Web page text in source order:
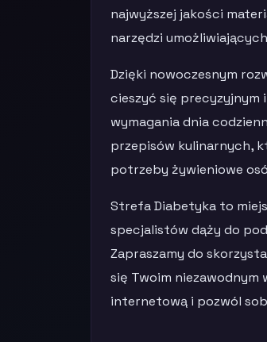
najwyższej jakości
narzędzi
Dzięki nowoczesnym
cieszyć się precyzyjnym
wymagania dnia
przepisów kulinarnych,
potrzeby żywieniowe
Strefa Diabetyka to
specjalistów dąży do
Zapraszamy do
się Twoim niezawodnym
internetową i pozwól